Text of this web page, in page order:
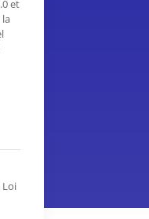
et
Loi